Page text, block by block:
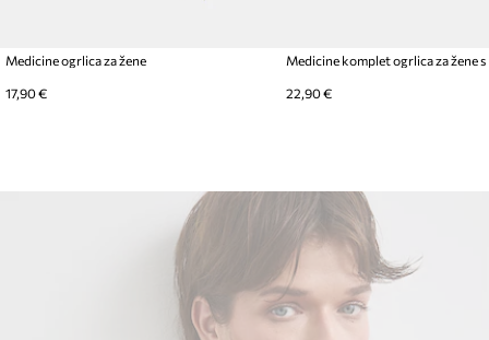
Medicine ogrlica za žene
17,90 € 22,90 €